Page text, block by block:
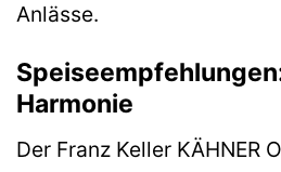
Anlässe.
Harmonie
Der Franz Keller KÄHNER